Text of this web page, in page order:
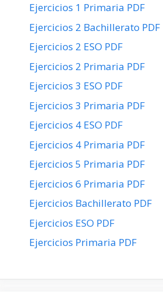
Ejercicios 1 Primaria PDF
Ejercicios 2 Bachillerato PDF
Ejercicios 2 ESO PDF
Ejercicios 2 Primaria PDF
Ejercicios 3 ESO PDF
Ejercicios 3 Primaria PDF
Ejercicios 4 ESO PDF
Ejercicios 4 Primaria PDF
Ejercicios 5 Primaria PDF
Ejercicios 6 Primaria PDF
Ejercicios Bachillerato PDF
Ejercicios ESO PDF
Ejercicios Primaria PDF